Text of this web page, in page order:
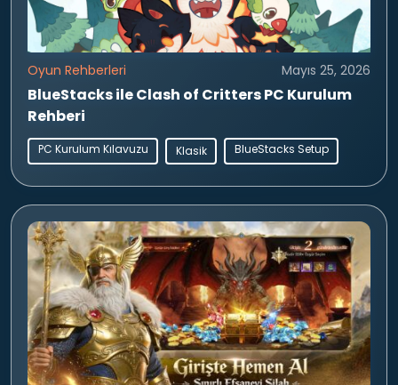
Oyun Rehberleri Mayıs 25, 2026
BlueStacks ile Clash of Critters PC Kurulum
Rehberi
PC Kurulum Kılavuzu Klasik BlueStacks Setup